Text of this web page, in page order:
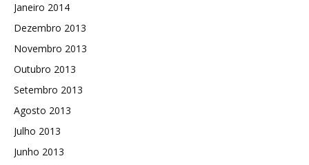
Janeiro 2014
Dezembro 2013
Novembro 2013
Outubro 2013
Setembro 2013
Agosto 2013
Julho 2013
Junho 2013